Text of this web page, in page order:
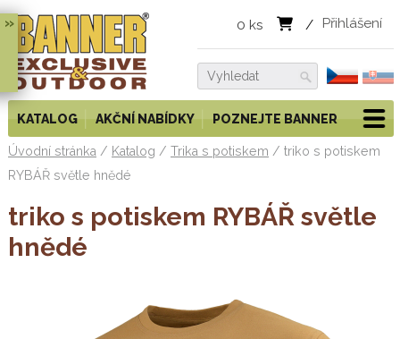
» Přihlášení
0 ks /
KATALOG AKČNÍ NABÍDKY POZNEJTE BANNER
Úvodní stránka / Katalog / Trika s potiskem / triko s potiskem
RYBÁŘ světle hnědé
triko s potiskem RYBÁŘ světle
hnědé